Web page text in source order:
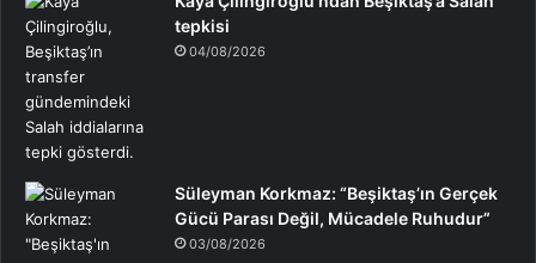
tepkisi
04/08/2026
Süleyman Korkmaz: “Beşiktaş’ın Gerçek
Gücü Parası Değil, Mücadele Ruhudur”
03/08/2026